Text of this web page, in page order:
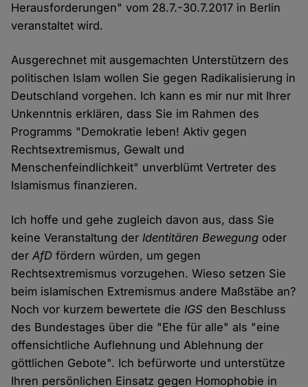
Herausforderungen" vom 28.7.-30.7.2017 in Berlin
veranstaltet wird.
Ausgerechnet mit ausgemachten Unterstützern des
politischen Islam wollen Sie gegen Radikalisierung in
Deutschland vorgehen. Ich kann es mir nur mit Ihrer
Unkenntnis erklären, dass Sie im Rahmen des
Programms "Demokratie leben! Aktiv gegen
Rechtsextremismus, Gewalt und
Menschenfeindlichkeit" unverblümt Vertreter des
Islamismus finanzieren.
Ich hoffe und gehe zugleich davon aus, dass Sie
keine Veranstaltung derIdentitären Bewegung oder
derAfD fördern würden, um gegen
Rechtsextremismus vorzugehen. Wieso setzen Sie
beim islamischen Extremismus andere Maßstäbe an?
Noch vor kurzem bewertete dieIGS den Beschluss
des Bundestages über die "Ehe für alle" als "eine
offensichtliche Auflehnung und Ablehnung der
göttlichen Gebote". Ich befürworte und unterstütze
Ihren persönlichen Einsatz gegen Homophobie in